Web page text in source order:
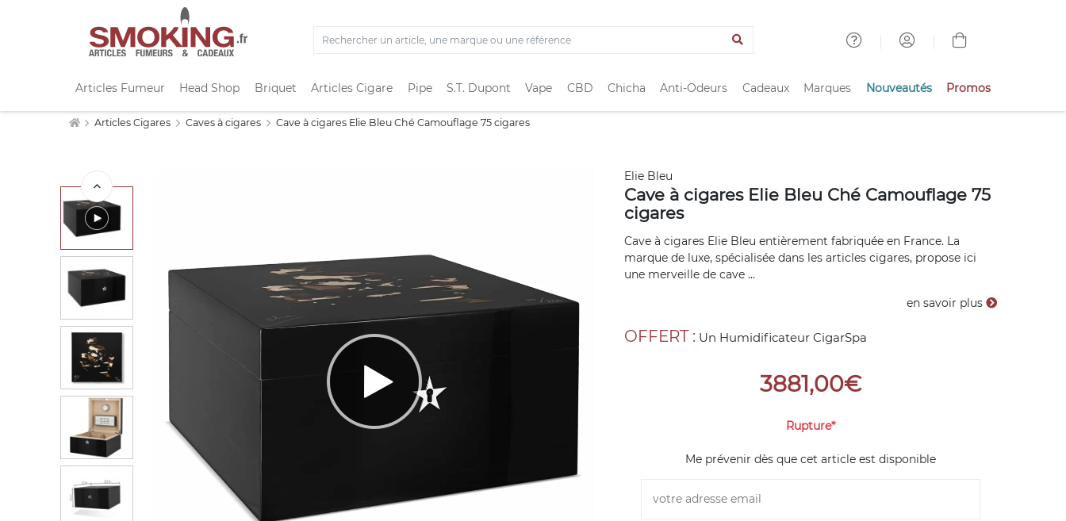
Articles Fumeur Head Shop Briquet Articles Cigare Pipe S.T. Dupont Vape CBD Chicha Anti-Odeurs Cadeaux Marques Nouveautés Promos
Articles Cigares Caves à cigares Cave à cigares Elie Bleu Ché Camouflage 75 cigares
Elie Bleu
Cave à cigares Elie Bleu Ché Camouflage 75
cigares
Cave à cigares Elie Bleu entièrement fabriquée en France. La
marque de luxe, spécialisée dans les articles cigares, propose ici
une merveille de cave ...
en savoir plus
OFFERT : Un Humidificateur CigarSpa
3881,00€
Rupture*
Me prévenir dès que cet article est disponible